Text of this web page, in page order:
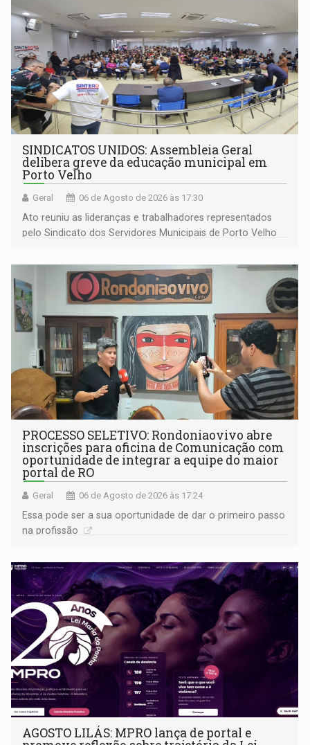
SINDICATOS UNIDOS: Assembleia Geral
delibera greve da educação municipal em
Porto Velho
Geral 06 de Agosto de 2026 às 17:30
Ato reuniu as lideranças e trabalhadores representados
pelo Sindicato dos Servidores Municipais de Porto Velho
PROCESSO SELETIVO: Rondoniaovivo abre
inscrições para oficina de Comunicação com
oportunidade de integrar a equipe do maior
portal de RO
Geral 06 de Agosto de 2026 às 17:24
Essa pode ser a sua oportunidade de dar o primeiro passo
na profissão
AGOSTO LILÁS: MPRO lança de portal e